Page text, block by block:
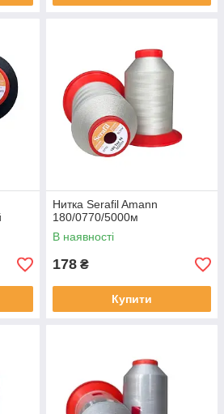
Ниткa Serafil Amann
180/0770/5000м
В наявності
178 ₴
Купити